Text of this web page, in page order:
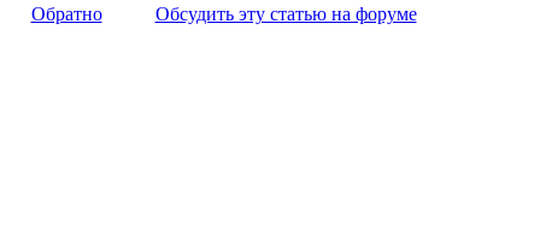
Обратно Обсудить эту статью на форуме